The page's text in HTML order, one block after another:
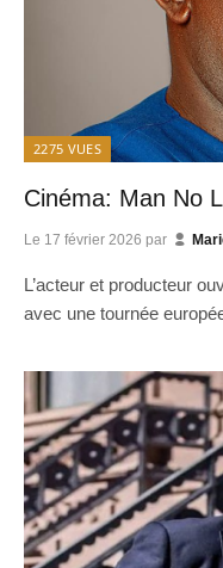
2275 VUES
Cinéma: Man No
Le 17 février 2026 par
L’acteur et producteur
avec une tournée